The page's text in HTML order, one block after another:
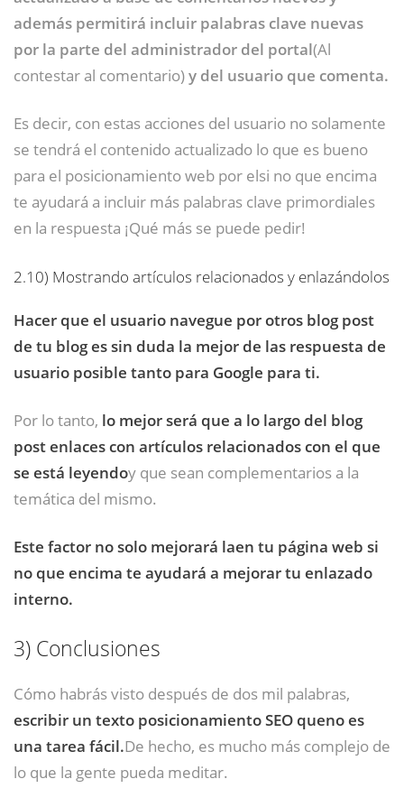
además permitirá incluir palabras clave nuevas
por la parte del administrador del portal(Al
contestar al comentario)y del usuario que comenta.
Es decir, con estas acciones del usuario no solamente
se tendrá el contenido actualizado lo que es bueno
para el posicionamiento web por elsi no que encima
te ayudará a incluir más palabras clave primordiales
en la respuesta ¡Qué más se puede pedir!
2.10) Mostrando artículos relacionados y enlazándolos
Hacer que el usuario navegue por otros blog post
de tu blog es sin duda la mejor de las respuesta de
usuario posible tanto para Google para ti.
Por lo tanto, lo mejor será que a lo largo del blog
post enlaces con artículos relacionados con el que
se está leyendoy que sean complementarios a la
temática del mismo.
Este factor no solo mejorará laen tu página web si
no que encima te ayudará a mejorar tu enlazado
interno.
3) Conclusiones
Cómo habrás visto después de dos mil palabras,
escribir un texto posicionamiento SEO queno es
una tarea fácil.De hecho, es mucho más complejo de
lo que la gente pueda meditar.